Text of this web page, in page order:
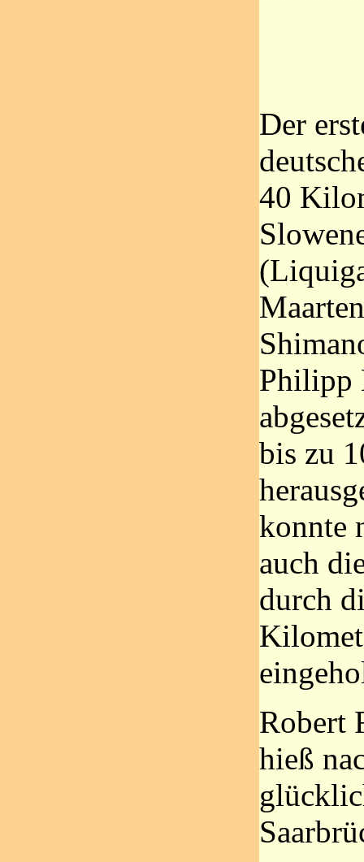
Der
40
Philipp
bis zu
konnte
auch
durch
Robert
hieß